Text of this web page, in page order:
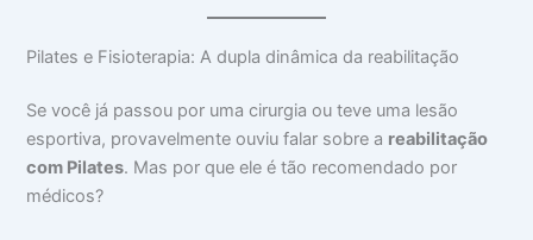
Pilates e Fisioterapia: A dupla dinâmica da reabilitação
Se você já passou por uma cirurgia ou teve uma lesão
esportiva, provavelmente ouviu falar sobre a reabilitação
com Pilates. Mas por que ele é tão recomendado por
médicos?